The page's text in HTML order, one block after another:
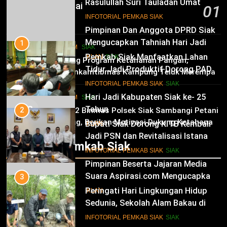
Pimpinan Dan Anggota DPRD Siak
Mengucapkan Tahniah Hari Jadi
Kabupaten Siak Ke-25 Tahun
IKLAN SIAK
11
Hari Jadi Kabupaten Siak ke- 25
Tahun
IKLAN
12
Pimpinan Beserta Jajaran Media
Suara Aspirasi.com Mengucapkan
Selamat HUT RI Ke-79
IKLAN
13
Kampung Temusai
01
02
HUKRIM SIAK
Dukung Program Ketahanan Pangan,
Bhabinkamtibmas Kampung Teluk Merempan
Tinjau Tanaman Jagung Waga
03
HUKRIM SIAK
Panit 2 Binmas Polsek Siak Sambangi Petani
Jagung, Berikan Motivasi Dukung Ketahanan
Pangan Nasional
Infotorial Pemkab Siak
Rasulullah Suri Tauladan Umat
INFOTORIAL PEMKAB SIAK
1
Pemkab Siak Manfaatkan Lahan
Tidur Jadi Produktif Dorong PAD
dan Kesejahteraan Warga
INFOTORIAL PEMKAB SIAK SIAK
2
Bupati Siak Dorong KITB Kembali
Jadi PSN dan Revitalisasi Istana
Kesultanan Siak
INFOTORIAL PEMKAB SIAK SIAK
3
Peringati Hari Lingkungan Hidup
Sedunia, Sekolah Alam Bakau di
Siak Cetak Generasi Penjaga
INFOTORIAL PEMKAB SIAK SIAK